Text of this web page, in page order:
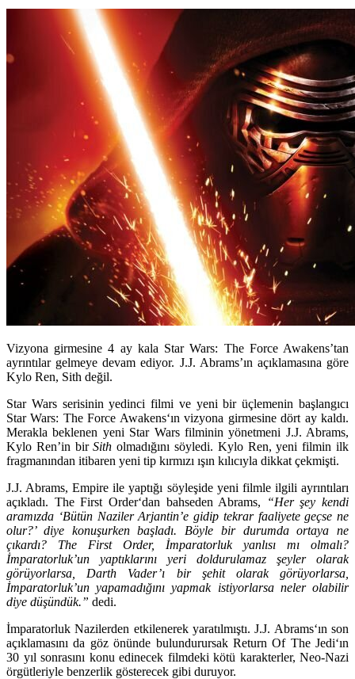
Vizyona girmesine 4 ay kala Star Wars: The Force Awakens’tan
ayrıntılar gelmeye devam ediyor. J.J. Abrams’ın açıklamasına göre
Kylo Ren, Sith değil.
Star Warsserisinin yedinci filmi ve yeni bir üçlemenin başlangıcı
Star Wars: The Force Awakens‘ın vizyona girmesine dört ay kaldı.
Merakla beklenen yeni Star Warsfilminin yönetmeni J.J. Abrams,
Kylo Ren’in birSith olmadığını söyledi. Kylo Ren, yeni filmin ilk
fragmanından itibaren yeni tip kırmızı ışın kılıcıyla dikkat çekmişti.
J.J. Abrams, Empire ile yaptığı söyleşide yeni filmle ilgili ayrıntıları
açıkladı. The First Order‘dan bahseden Abrams,
“Her şey kendi
aramızda ‘Bütün Naziler Arjantin’e gidip tekrar faaliyete geçse ne
olur?’ diye konuşurken başladı. Böyle bir durumda ortaya ne
çıkardı? The First Order, İmparatorluk yanlısı mı olmalı?
İmparatorluk’un yaptıklarını yeri doldurulamaz şeyler olarak
görüyorlarsa, Darth Vader’ı bir şehit olarak görüyorlarsa,
İmparatorluk’un yapamadığını yapmak istiyorlarsa neler olabilir
diye düşündük.” dedi.
İmparatorluk Nazilerden etkilenerek yaratılmıştı.J.J. Abrams‘ın son
açıklamasını da göz önünde bulundurursak Return Of The Jedi‘ın
30 yıl sonrasını konu edinecek filmdeki kötü karakterler, Neo-Nazi
örgütleriyle benzerlik gösterecek gibi duruyor.